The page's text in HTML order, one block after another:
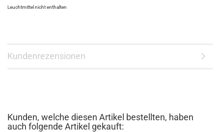
Leuchtmittel nicht enthalten
Kundenrezensionen
Kunden, welche diesen Artikel bestellten, haben
auch folgende Artikel gekauft: